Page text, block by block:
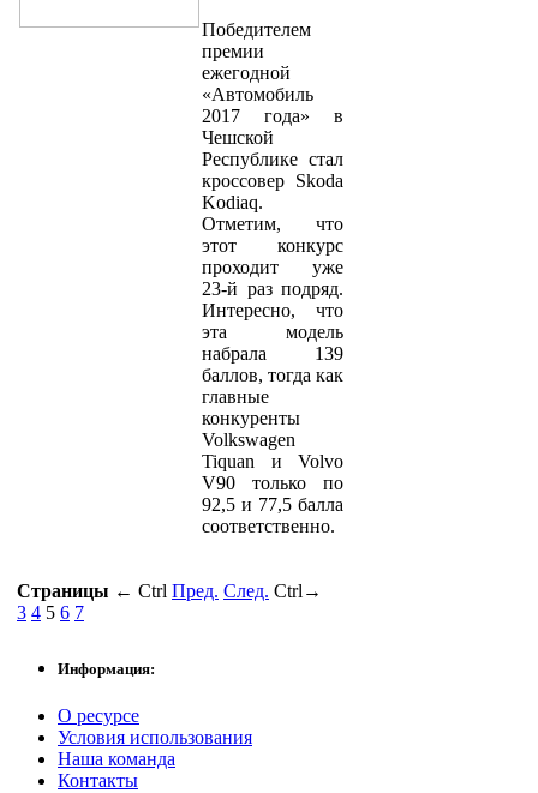
Победителем
премии
ежегодной
«Автомобиль
2017 года» в
Чешской
Республике стал
кроссовер Skoda
Kodiaq.
Отметим, что
этот конкурс
проходит уже
23-й раз подряд.
Интересно, что
эта модель
набрала 139
баллов, тогда как
главные
конкуренты
Volkswagen
Tiquan и Volvo
V90 только по
92,5 и 77,5 балла
соответственно.
Страницы ← Ctrl Пред. След. Ctrl →
3 4 5 6 7
Информация:
О ресурсе
Условия использования
Наша команда
Контакты